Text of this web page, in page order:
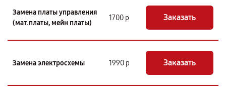
Замена платы управления
(мат.платы, мейн платы)
1700 р Заказать
Замена электросхемы 1990 р Заказать